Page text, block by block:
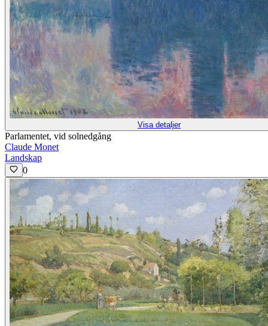
Visa detaljer
Parlamentet, vid solnedgång
Claude Monet
Landskap
0